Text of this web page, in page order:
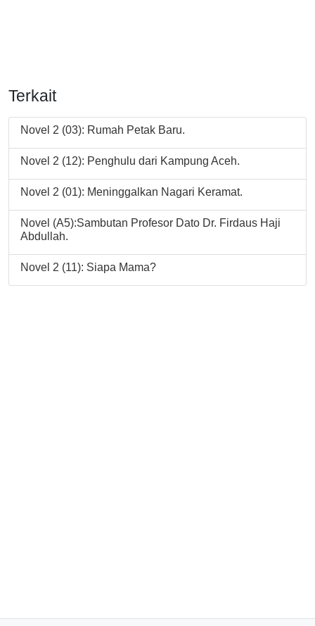
Terkait
Novel 2 (03): Rumah Petak Baru.
Novel 2 (12): Penghulu dari Kampung Aceh.
Novel 2 (01): Meninggalkan Nagari Keramat.
Novel (A5):Sambutan Profesor Dato Dr. Firdaus Haji
Abdullah.
Novel 2 (11): Siapa Mama?